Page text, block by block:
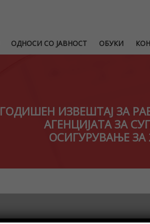
ОДНОСИ СО ЈАВНОСТ ОБУКИ
ГОДИШЕН ИЗВЕШТАЈ ЗА
АГЕНЦИЈАТА ЗА
ОСИГУРУВАЊЕ ЗА